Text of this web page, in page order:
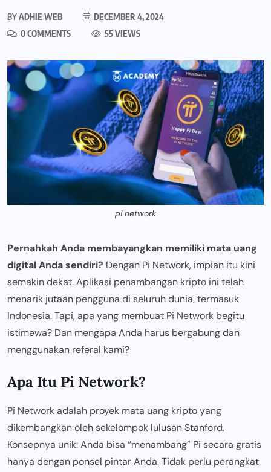
BYADHIE WEB
DECEMBER 4, 2024
0 COMMENTS
55 VIEWS
pi network
Pernahkah Anda membayangkan memiliki mata uang
digital Anda sendiri? Dengan Pi Network, impian itu kini
semakin dekat. Aplikasi penambangan kripto ini telah
menarik jutaan pengguna di seluruh dunia, termasuk
Indonesia. Tapi, apa yang membuat Pi Network begitu
istimewa? Dan mengapa Anda harus bergabung dan
menggunakan referal kami?
Apa Itu Pi Network?
Pi Network adalah proyek mata uang kripto yang
dikembangkan oleh sekelompok lulusan Stanford.
Konsepnya unik: Anda bisa “menambang” Pi secara gratis
hanya dengan ponsel pintar Anda. Tidak perlu perangkat